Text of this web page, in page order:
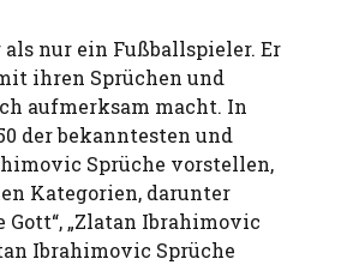
nur ein Fußballspieler. Er
ihren Sprüchen und
aufmerksam macht. In
der bekanntesten und
Sprüche vorstellen,
Kategorien, darunter
„Zlatan Ibrahimovic
Ibrahimovic Sprüche